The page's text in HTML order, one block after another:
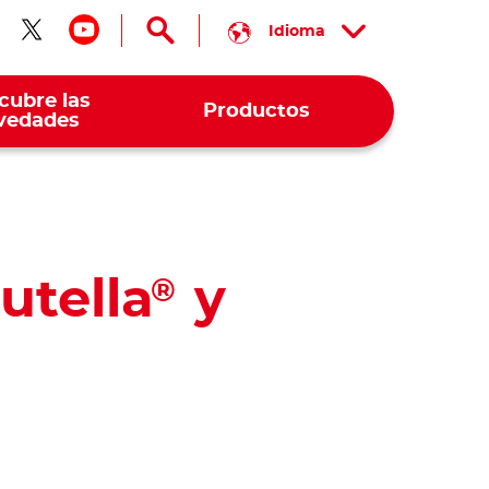
en facebook
Síguenos en twitter
Síguenos en youtube
Idioma
las
Productos
® y